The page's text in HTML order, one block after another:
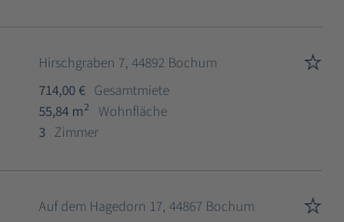
Hirschgraben 7, 44892 Bochum
714,00 € Gesamtmiete
55,84 m2
Wohnfläche
3 Zimmer
Auf dem Hagedorn 17, 44867 Bochum